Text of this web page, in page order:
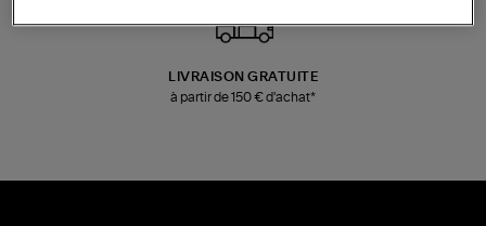
LIVRAISON GRATUITE
à partir de 150 € d'achat*